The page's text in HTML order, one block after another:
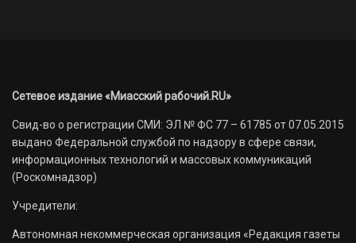
Сетевое издание «Миасский рабочий.RU»
Свид-во о регистрации СМИ: ЭЛ № ФС 77 – 61785 от 07.05.2015
выдано Федеральной службой по надзору в сфере связи,
информационных технологий и массовых коммуникаций
(Роскомнадзор)
Учредители:
Автономная некоммерческая организация «Редакция газеты